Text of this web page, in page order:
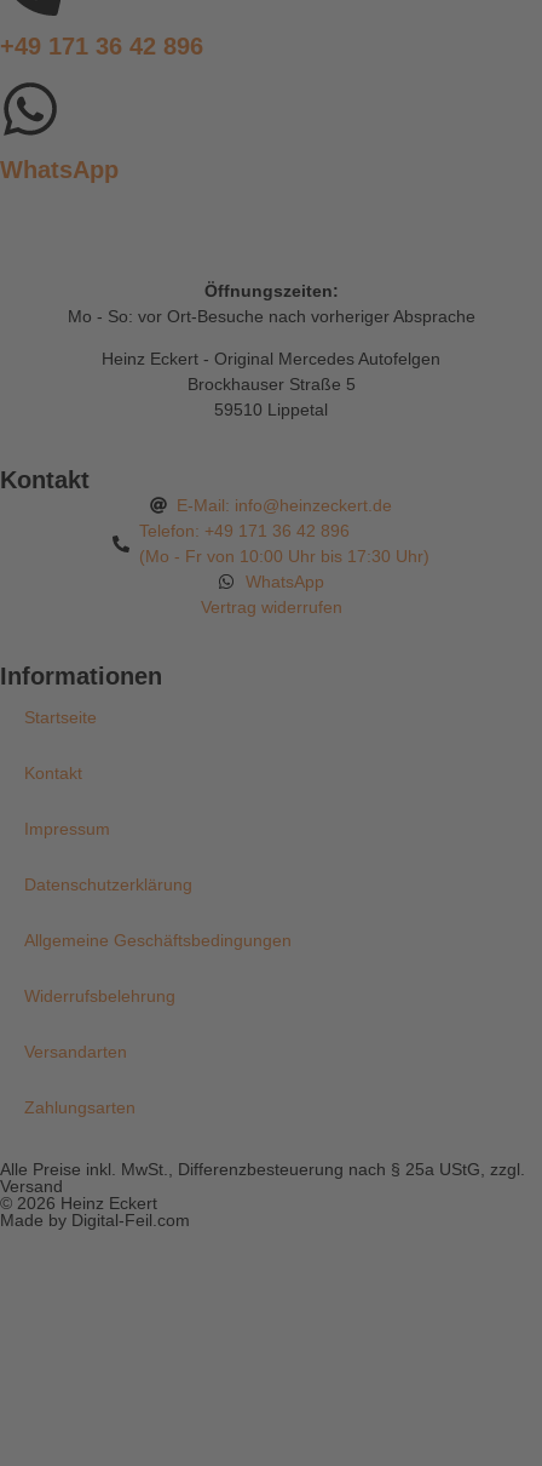
+49 171 36 42 896
WhatsApp
Öffnungszeiten:
Mo - So: vor Ort-Besuche nach vorheriger Absprache
Heinz Eckert - Original Mercedes Autofelgen
Brockhauser Straße 5
59510 Lippetal
Kontakt
E-Mail: info@heinzeckert.de
Telefon: +49 171 36 42 896
(Mo - Fr von 10:00 Uhr bis 17:30 Uhr)
WhatsApp
Vertrag widerrufen
Informationen
Startseite
Kontakt
Impressum
Datenschutzerklärung
Allgemeine Geschäftsbedingungen
Widerrufsbelehrung
Versandarten
Zahlungsarten
Alle Preise inkl. MwSt., Differenzbesteuerung nach § 25a UStG, zzgl.
Versand
© 2026 Heinz Eckert
Made by Digital-Feil.com